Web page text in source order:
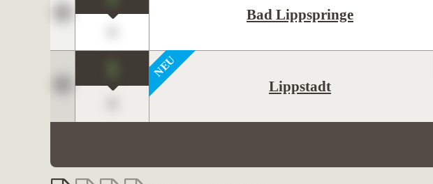
Bad Lippspringe
Lippstadt